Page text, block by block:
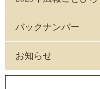
バックナンバー
お知らせ